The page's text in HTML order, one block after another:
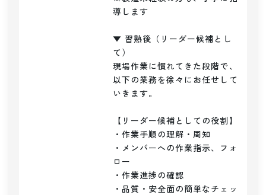
導します
▼ 習熟後（リーダー候補とし
て）
現場作業に慣れてきた段階で、
以下の業務を徐々にお任せして
いきます。
【リーダー候補としての役割】
・作業手順の理解・周知
・メンバーへの作業指示、フォ
ロー
・作業進捗の確認
・品質・安全面の簡単なチェッ